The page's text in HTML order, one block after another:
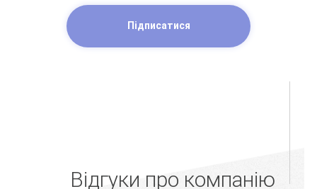
Підписатися
Відгуки про компанію